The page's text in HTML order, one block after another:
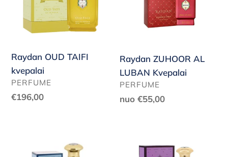
Raydan OUD TAIFI
kvepalai
PARDAVĖJAS
PERFUME
Reguliari
€196,00
Kvepalai
Raydan ZUHOOR AL
LUBAN Kvepalai
PARDAVĖJAS
PERFUME
Reguliari
nuo €55,00
OSARA